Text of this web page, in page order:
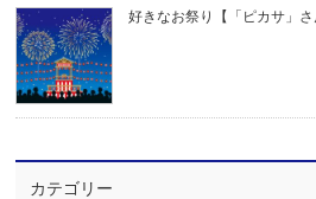
好きなお祭り【「ピカサ」
カテゴリー